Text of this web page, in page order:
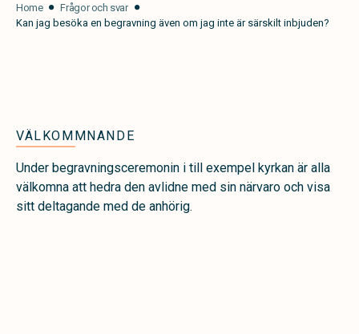
Home
Frågor och svar
Kan jag besöka en begravning även om jag inte är särskilt inbjuden?
VÄLKOMMNANDE
Under begravningsceremonin i till exempel kyrkan är alla
välkomna att hedra den avlidne med sin närvaro och visa
sitt deltagande med de anhörig.